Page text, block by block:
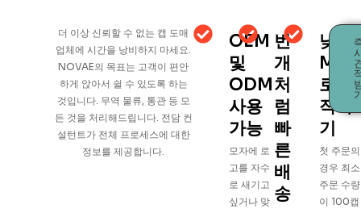
더 이상 신뢰할 수 없는 캡 도매
업체에 시간을 낭비하지 마세요.
NOVAE의 목표는 고객이 편안
하게 앉아서 쉴 수 있도록 하는
것입니다. 무역 물류, 통관 등 모
든 것을 처리해드립니다. 전담 컨
설턴트가 전체 프로세스에 대한
정보를 제공합니다.
OEM
및
ODM
사용
가능
모자에 로
고를 자수
로 새기고
싶거나 맞
번
개
처
럼
빠
른
배
송
낮은
로 시
작하
기
첫 주문의
경우 최소
주문 수량
이 100캡